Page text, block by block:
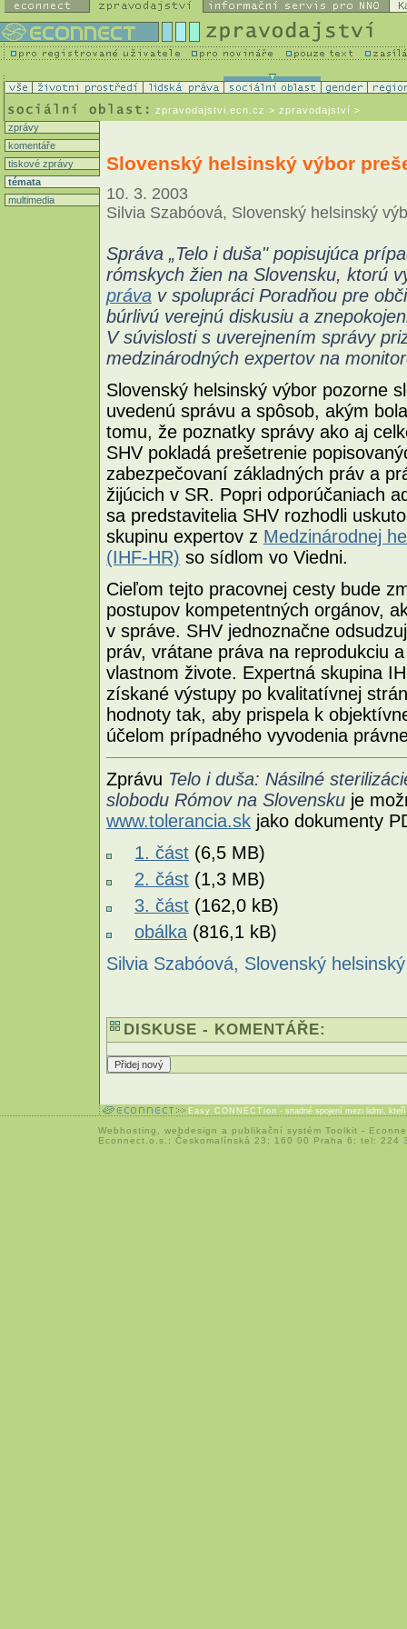
zpravodajstvi.ecn.cz > zpravodajství >
zprávy
komentáře
tiskové zprávy
témata
multimedia
Slovenský helsinský výbor
10. 3. 2003
Silvia Szabóová, Slovenský helsinský
Správa „Telo i duša" popisujúca
rómskych žien na Slovensku, ktorú
práva v spolupráci Poradňou pre
búrlivú verejnú diskusiu a
V súvislosti s uverejnením správy
medzinárodných expertov na
Slovenský helsinský výbor pozorne
uvedenú správu a spôsob, akým
tomu, že poznatky správy ako aj
SHV pokladá prešetrenie
zabezpečovaní základných práv a
žijúcich v SR. Popri odporúčaniach
sa predstavitelia SHV rozhodli
skupinu expertov z Medzinárodnej
(IHF-HR) so sídlom vo Viedni.
Cieľom tejto pracovnej cesty bude
postupov kompetentných orgánov,
v správe. SHV jednoznačne
práv, vrátane práva na reprodukciu
vlastnom živote. Expertná skupina
získané výstupy po kvalitatívnej
hodnoty tak, aby prispela k
účelom prípadného vyvodenia
Zprávu Telo i duša: Násilné
slobodu Rómov na Slovensku je
www.tolerancia.sk jako dokumenty
1. část (6,5 MB)
2. část (1,3 MB)
3. část (162,0 kB)
obálka (816,1 kB)
Silvia Szabóová, Slovenský
DISKUSE - KOMENTÁŘE:
Easy CONNECTion - snadné spojení mezi lidmi,
Webhosting webdesign a publikační systém Toolkit -
Econnect,o.s.; Českomalínská 23; 160 00 Praha 6; tel: 224